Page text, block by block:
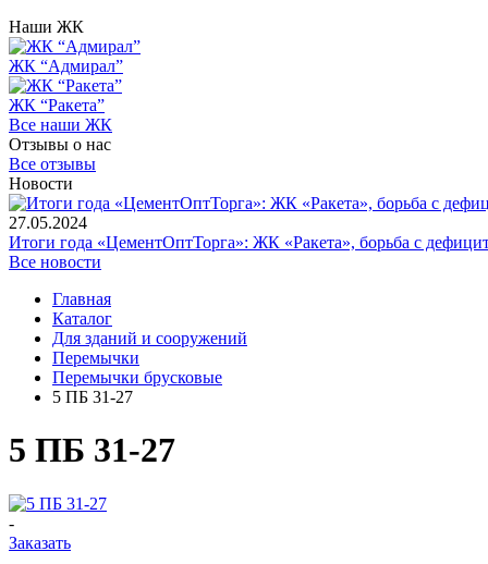
Наши ЖК
ЖК “Адмирал”
ЖК “Ракета”
Все наши ЖК
Отзывы о нас
Все отзывы
Новости
27.05.2024
Итоги года «ЦементОптТорга»: ЖК «Ракета», борьба с
Все новости
Главная
Каталог
Для зданий и сооружений
Перемычки
Перемычки брусковые
5 ПБ 31-27
5 ПБ 31-27
-
Заказать